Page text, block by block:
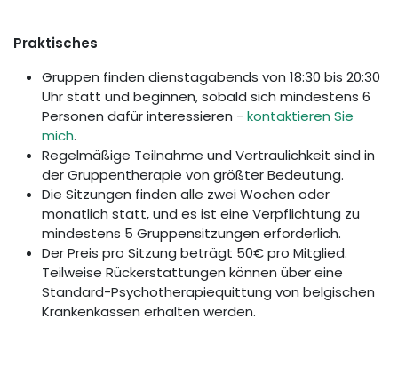
Praktisches
Gruppen finden dienstagabends von 18:30 bis 20:30
Uhr statt und beginnen, sobald sich mindestens 6
Personen dafür interessieren - kontaktieren Sie
mich.
Regelmäßige Teilnahme und Vertraulichkeit sind in
der Gruppentherapie von größter Bedeutung.
Die Sitzungen finden alle zwei Wochen oder
monatlich statt, und es ist eine Verpflichtung zu
mindestens 5 Gruppensitzungen erforderlich.
Der Preis pro Sitzung beträgt 50€ pro Mitglied.
Teilweise Rückerstattungen können über eine
Standard-Psychotherapiequittung von belgischen
Krankenkassen erhalten werden.